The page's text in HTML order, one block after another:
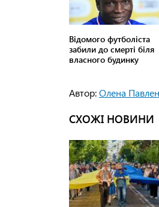
Автор:Олена
СХОЖІ НОВИНИ